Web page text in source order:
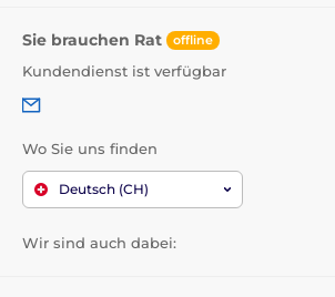
Sie brauchen Rat offline
Kundendienst ist verfügbar
Wo Sie uns finden
Deutsch (CH)
Wir sind auch dabei: